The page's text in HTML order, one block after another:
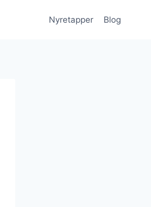
Nyretapper Blog